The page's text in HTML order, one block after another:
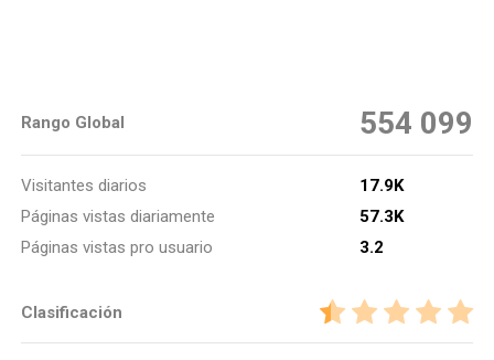
Rango Global 554 099
Visitantes diarios
17.9K
Páginas vistas diariamente
57.3K
Páginas vistas pro usuario
3.2
Clasificación